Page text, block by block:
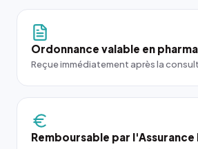
Ordonnance valable en
Reçue immédiatement après la
Remboursable par l'Assurance